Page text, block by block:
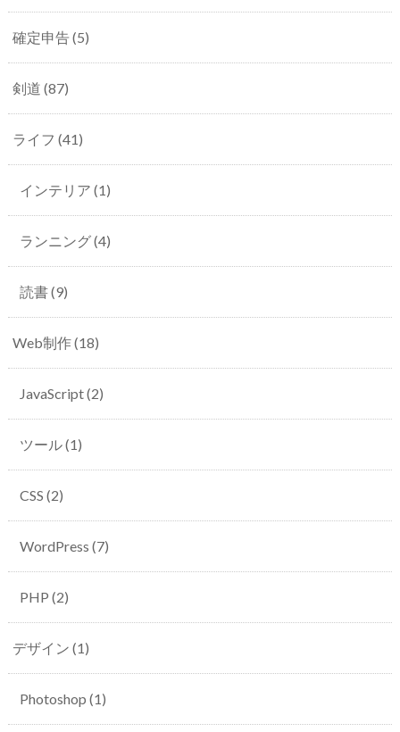
確定申告(5)
剣道 (87)
ライフ (41)
インテリア (1)
ランニング(4)
読書(9)
Web制作(18)
JavaScript(2)
ツール(1)
CSS (2)
WordPress (7)
PHP (2)
デザイン (1)
Photoshop (1)